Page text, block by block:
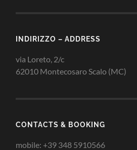
INDIRIZZO – ADDRESS
via Loreto, 2/c
62010 Montecosaro Scalo (MC)
CONTACTS & BOOKING
mobile: +39 348 5910566